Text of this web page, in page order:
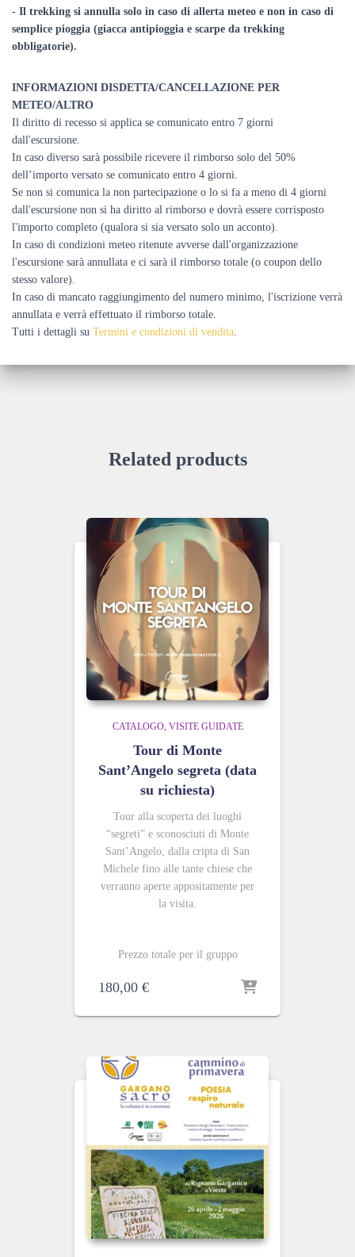
- Il trekking si annulla solo in caso di allerta meteo e non in caso di
semplice pioggia (giacca antipioggia e scarpe da trekking
obbligatorie).
INFORMAZIONI DISDETTA/CANCELLAZIONE PER
METEO/ALTRO
Il diritto di recesso si applica se comunicato entro 7 giorni
dall'escursione.
In caso diverso sarà possibile ricevere il rimborso solo del 50%
dell’importo versato se comunicato entro 4 giorni.
Se non si comunica la non partecipazione o lo si fa a meno di 4 giorni
dall'escursione non si ha diritto al rimborso e dovrà essere corrisposto
l'importo completo (qualora si sia versato solo un acconto).
In caso di condizioni meteo ritenute avverse dall'organizzazione
l'escursione sarà annullata e ci sarà il rimborso totale (o coupon dello
stesso valore).
In caso di mancato raggiungimento del numero minimo, l'iscrizione verrà
annullata e verrà effettuato il rimborso totale.
Tutti i dettagli su Termini e condizioni di vendita.
Related products
CATALOGO VISITE GUIDATE
Tour di Monte
Sant’Angelo segreta (data
su richiesta)
Tour alla scoperta dei luoghi
“segreti” e sconosciuti di Monte
Sant’Angelo, dalla cripta di San
Michele fino alle tante chiese che
verranno aperte appositamente per
la visita.
Prezzo totale per il gruppo
180,00 €